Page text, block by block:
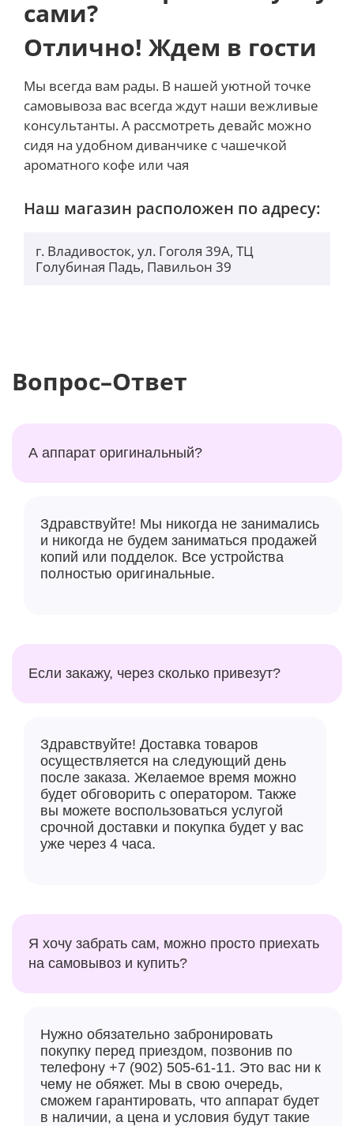
сами?
Отлично! Ждем в гости
Мы всегда вам рады. В нашей уютной точке
самовывоза вас всегда ждут наши вежливые
консультанты. А рассмотреть девайс можно
сидя на удобном диванчике с чашечкой
ароматного кофе или чая
Наш магазин расположен по адресу:
г. Владивосток, ул. Гоголя 39А, ТЦ
Голубиная Падь, Павильон 39
Вопрос–Ответ
А аппарат оригинальный?
Здравствуйте! Мы никогда не занимались
и никогда не будем заниматься продажей
копий или подделок. Все устройства
полностью оригинальные.
Если закажу, через сколько привезут?
Здравствуйте! Доставка товаров
осуществляется на следующий день
после заказа. Желаемое время можно
будет обговорить с оператором. Также
вы можете воспользоваться услугой
срочной доставки и покупка будет у вас
уже через 4 часа.
Я хочу забрать сам, можно просто приехать
на самовывоз и купить?
Нужно обязательно забронировать
покупку перед приездом, позвонив по
телефону +7 (902) 505-61-11. Это вас ни к
чему не обяжет. Мы в свою очередь,
сможем гарантировать, что аппарат будет
в наличии, а цена и условия будут такие